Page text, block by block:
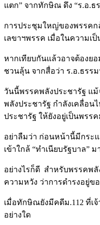
แตก” จากทักษิณ ดึง “ร.อ.
การประชุมใหญ่ของพรรคก
เลขาฯพรรค เมื่อในความเ
หากเทียบกันแล้วอาจต้องย
ชวนลุ้น จากสื่อว่า ร.อ.ธรร
วันนี้พรรคพลังประชารัฐ แ
พลังประชารัฐ กำลังเคลื่อน
ประชารัฐ ให้ยังอยู่เป็นพรร
อย่าลืมว่า ก่อนหน้านี้มีกระแ
เข้าใกล้ “ทำเนียบรัฐบาล” ม
อย่างไรก็ดี สำหรับพรรคพลั
ความหวัง ว่าการดำรงอยู่
เมื่อทักษิณยังมีคดีม.112 ที่เ
อย่างใด